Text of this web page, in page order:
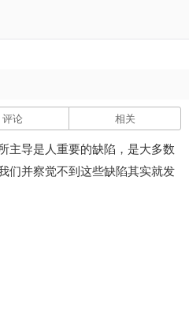
评论 相关
主导是人重要的缺陷，是大多数
们并察觉不到这些缺陷其实就发